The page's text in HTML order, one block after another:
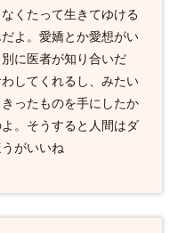
くたって生きてゆける
よ。愛嬌とか愛想がい
に医者が知り合いだ
してくれるし、みたい
ったものを手にしたか
。そうすると人間はダ
がいいね